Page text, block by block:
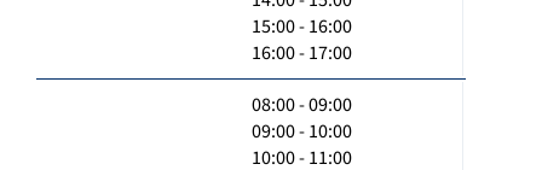
15:00 - 16:00
16:00 - 17:00
08:00 - 09:00
09:00 - 10:00
10:00 - 11:00